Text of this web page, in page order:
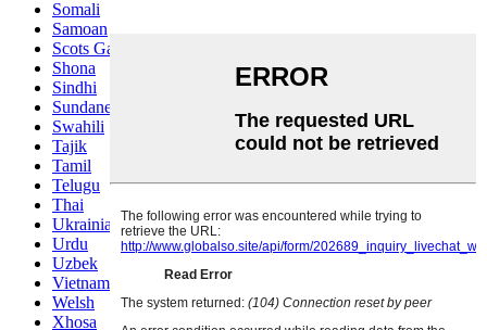
Somali
Samoan
Scots Gaelic
Shona
Sindhi
Sundanese
Swahili
Tajik
Tamil
Telugu
Thai
Ukrainian
Urdu
Uzbek
Vietnamese
Welsh
Xhosa